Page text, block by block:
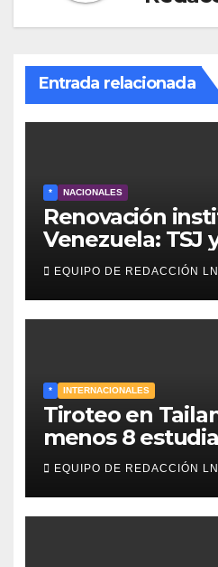
Entrada relacionada
* NACIONALES
Renovación
Venezuela: TSJ
designados a
EQUIPO DE REDACCIÓN
* INTERNACIONALES
Tiroteo en
menos 8
muertos y 30
EQUIPO DE REDACCIÓN